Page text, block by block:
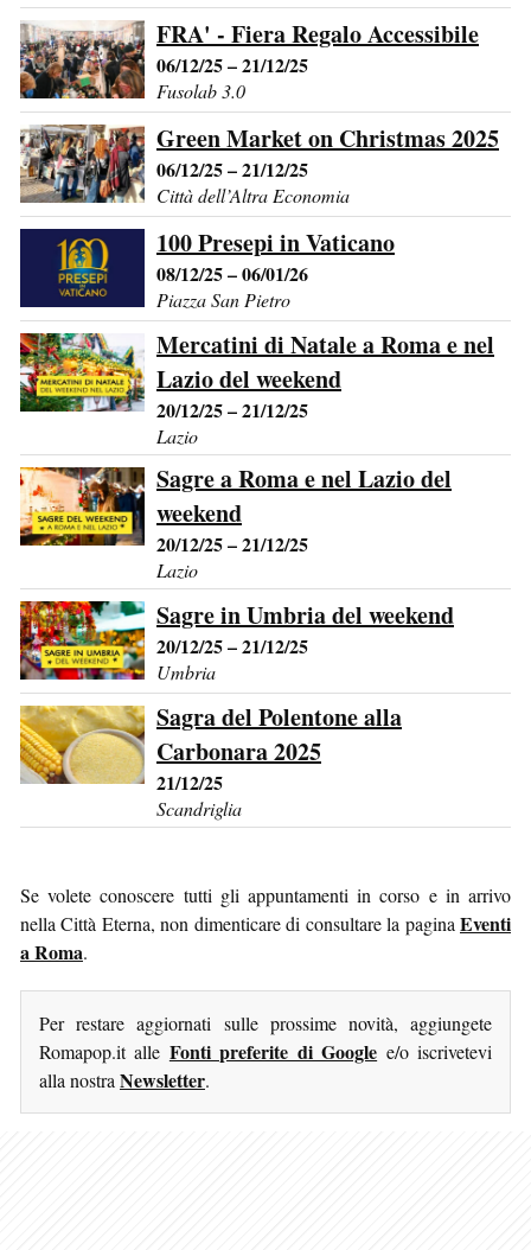
FRA' - Fiera Regalo Accessibile
06/12/25 – 21/12/25
Fusolab 3.0
Green Market on Christmas 2025
06/12/25 – 21/12/25
Città dell’Altra Economia
100 Presepi in Vaticano
08/12/25 – 06/01/26
Piazza San Pietro
Mercatini di Natale a Roma e nel
Lazio del weekend
20/12/25 – 21/12/25
Lazio
Sagre a Roma e nel Lazio del
weekend
20/12/25 – 21/12/25
Lazio
Sagre in Umbria del weekend
20/12/25 – 21/12/25
Umbria
Sagra del Polentone alla
Carbonara 2025
21/12/25
Scandriglia
Se volete conoscere tutti gli appuntamenti in corso e in arrivo
nella Città Eterna, non dimenticare di consultare la pagina Eventi
a Roma.
Per restare aggiornati sulle prossime novità, aggiungete
Romapop.it alle Fonti preferite di Google e/o iscrivetevi
alla nostra Newsletter.